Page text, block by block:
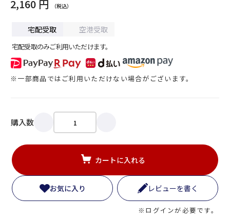
2,160 円
宅配受取 空港受取
宅配受取のみご利用いただけます。
※一部商品ではご利用いただけない場合がございます。
購入数
カートに入れる
お気に入り レビューを書く
※ログインが必要です。